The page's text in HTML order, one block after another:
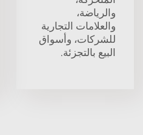
والرياضة،
والعلامات التجارية
للشركات، وأسواق
البيع بالتجزئة.